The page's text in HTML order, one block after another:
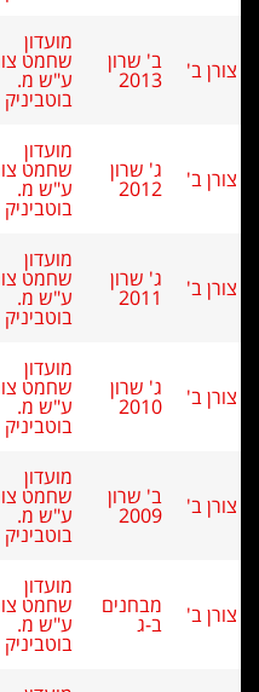
ב' שרון
2013
שחמט צורן
ע"ש מ.
בוטביניק
8
ג' שרון
2012
שחמט צורן
ע"ש מ.
בוטביניק
16
ג' שרון
2011
שחמט צורן
ע"ש מ.
בוטביניק
22
ג' שרון
2010
שחמט צורן
ע"ש מ.
בוטביניק
18
ב' שרון
2009
שחמט צורן
ע"ש מ.
בוטביניק
11
מבחנים
ב-ג
שחמט צורן
ע"ש מ.
בוטביניק
2